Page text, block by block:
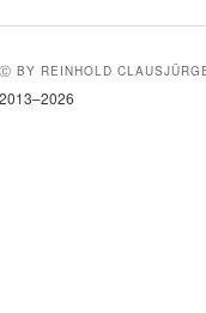
Ⓒ BY REINHOLD
2013–2026